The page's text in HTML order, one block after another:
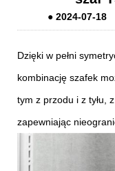
●2024-07-18
Dzięki w pełni
kombinację szafek
tym z przodu i z tyłu,
zapewniając